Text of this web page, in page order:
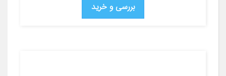
بررسی و خرید